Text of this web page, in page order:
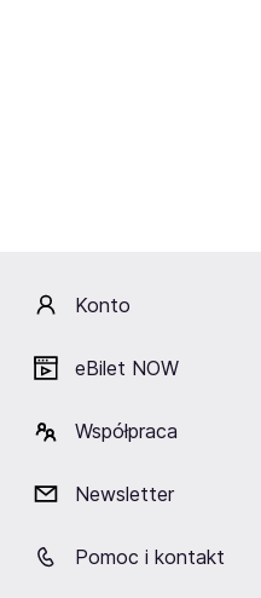
Konto
eBilet NOW
Współpraca
Newsletter
Pomoc i kontakt